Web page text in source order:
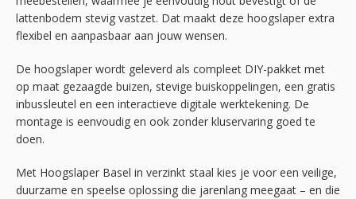
lattenbodem stevig vastzet. Dat maakt deze hoogslaper extra
flexibel en aanpasbaar aan jouw wensen.
De hoogslaper wordt geleverd als compleet DIY-pakket met
op maat gezaagde buizen, stevige buiskoppelingen, een gratis
inbussleutel en een interactieve digitale werktekening. De
montage is eenvoudig en ook zonder kluservaring goed te
doen.
Met Hoogslaper Basel in verzinkt staal kies je voor een veilige,
duurzame en speelse oplossing die jarenlang meegaat – en die